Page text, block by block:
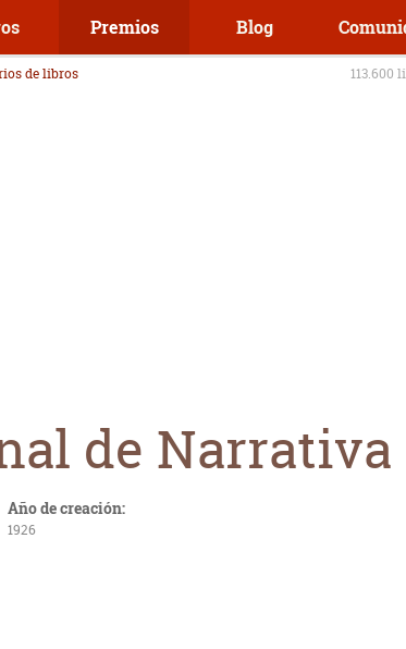
Premios Blog
de libros
113.600
de Narrativa
Año de creación:
1926